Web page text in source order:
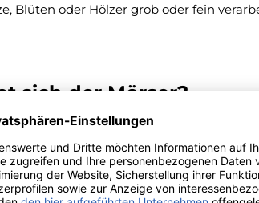
Blüten oder Hölzer grob oder fein
sich der Mörser?